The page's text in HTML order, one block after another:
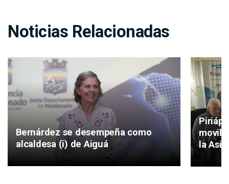
Noticias Relacionadas
Bernárdez se desempeña como
alcaldesa (i) de Aiguá
la